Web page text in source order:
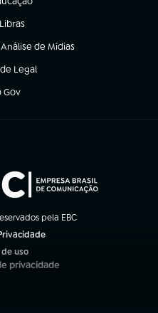
aba)
nova aba)
de Mídias
Legal
aba)
Govnova aba)
pela EBC
uso
nova aba)
privacidade